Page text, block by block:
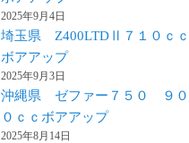
2025年9月4日
埼玉県 Z400LTDⅡ７１０ｃｃ
ボアアップ
2025年9月3日
沖縄県 ゼファー７５０ ９０
０ｃｃボアアップ
2025年8月14日